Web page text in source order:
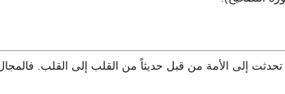
تحدثت إلى الأمة من قبل حديثاً من القلب إلى القلب.